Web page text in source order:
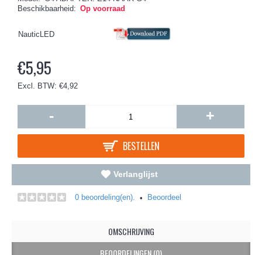
Beschikbaarheid: Op voorraad
NauticLED
€5,95
Excl. BTW: €4,92
- +
BESTELLEN
Verlanglijst
0 beoordeling(en). • Beoordeel
OMSCHRIJVING